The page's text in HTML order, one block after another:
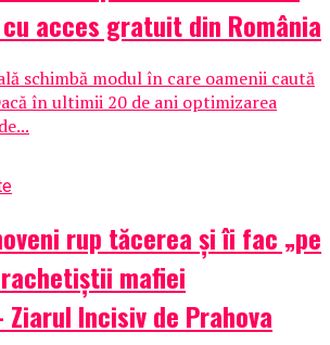
acces gratuit din România
schimbă modul în care oamenii caută
în ultimii 20 de ani optimizarea
rup tăcerea și îi fac „pe
mafiei
Incisiv de Prahova